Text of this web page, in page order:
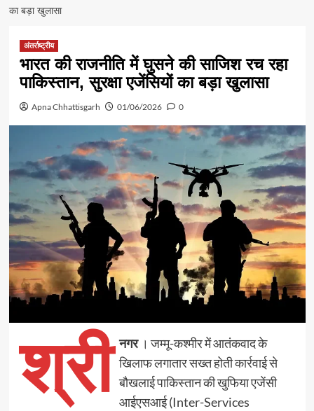
का बड़ा खुलासा
अंतर्राष्ट्रीय
भारत की राजनीति में घुसने की साजिश रच रहा
पाकिस्तान, सुरक्षा एजेंसियों का बड़ा खुलासा
Apna Chhattisgarh 01/06/2026 0
श्री नगर । जम्मू-कश्मीर में आतंकवाद के
खिलाफ लगातार सख्त होती कार्रवाई से
बौखलाई पाकिस्तान की खुफिया एजेंसी
आईएसआई (Inter-Services